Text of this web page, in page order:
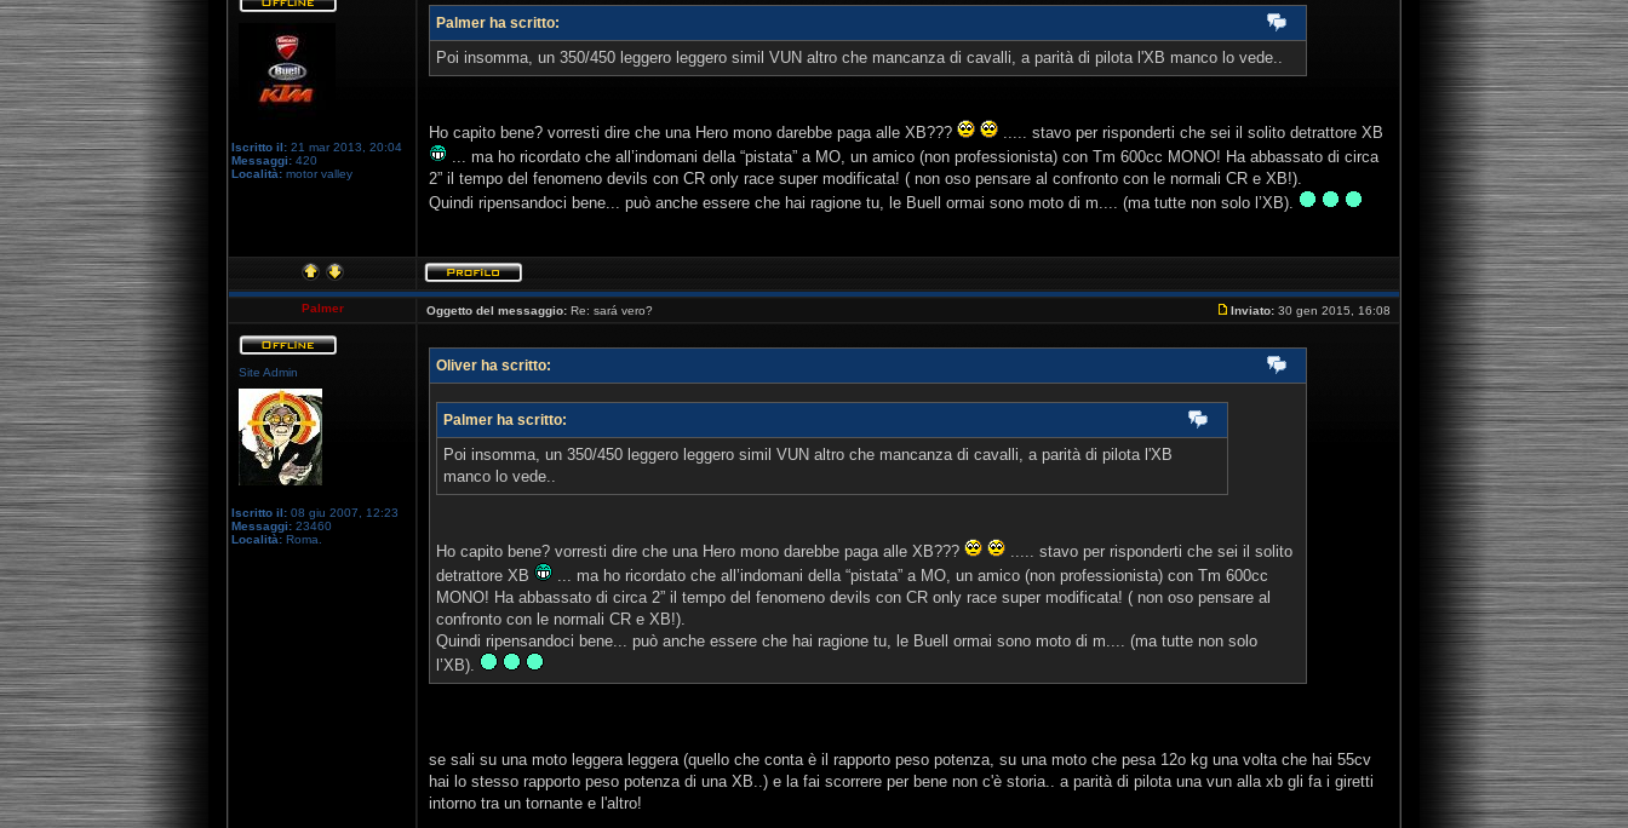
Iscritto il: 21 mar 2013, 20:04
Messaggi: 420
Località: motor valley
Palmer ha scritto:
Poi insomma, un 350/450 leggero leggero simil VUN altro che mancanza di cavalli, a parità di pilota l'XB manco lo vede..
Ho capito bene? vorresti dire che una Hero mono darebbe paga alle XB???
..... stavo per risponderti che sei il solito detrattore XB
... ma ho ricordato che all’indomani della “pistata” a MO, un amico (non professionista) con Tm 600cc MONO! Ha abbassato di circa
2” il tempo del fenomeno devils con CR only race super modificata! ( non oso pensare al confronto con le normali CR e XB!).
Quindi ripensandoci bene... può anche essere che hai ragione tu, le Buell ormai sono moto di m.... (ma tutte non solo l’XB).
Palmer Oggetto del messaggio: Re: sará vero? Inviato: 30 gen 2015, 16:08
Site Admin
Iscritto il: 08 giu 2007, 12:23
Messaggi: 23460
Località: Roma.
Oliver ha scritto:
Palmer ha scritto:
Poi insomma, un 350/450 leggero leggero simil VUN altro che mancanza di cavalli, a parità di pilota l'XB
manco lo vede..
Ho capito bene? vorresti dire che una Hero mono darebbe paga alle XB???
..... stavo per risponderti che sei il solito
detrattore XB
... ma ho ricordato che all’indomani della “pistata” a MO, un amico (non professionista) con Tm 600cc
MONO! Ha abbassato di circa 2” il tempo del fenomeno devils con CR only race super modificata! ( non oso pensare al
confronto con le normali CR e XB!).
Quindi ripensandoci bene... può anche essere che hai ragione tu, le Buell ormai sono moto di m.... (ma tutte non solo
l’XB).
se sali su una moto leggera leggera (quello che conta è il rapporto peso potenza, su una moto che pesa 12o kg una volta che hai 55cv
hai lo stesso rapporto peso potenza di una XB..) e la fai scorrere per bene non c'è storia.. a parità di pilota una vun alla xb gli fa i giretti
intorno tra un tornante e l'altro!